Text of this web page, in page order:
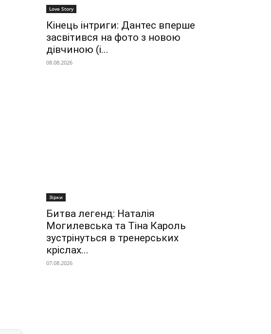
Love Story
Кінець інтриги: Дантес вперше
засвітився на фото з новою
дівчиною (і...
08.08.2026
Зірки
Битва легенд: Наталія
Могилевська та Тіна Кароль
зустрінуться в тренерських
кріслах...
07.08.2026